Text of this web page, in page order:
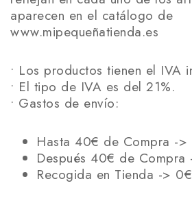
aparecen en el catálogo de
www.mipequeñatienda.es
• Los productos tienen el IVA
• El tipo de IVA es del 21%.
• Gastos de envío:
Hasta 40€ de Compra -
Después 40€ de Compra
Recogida en Tienda -> 0€